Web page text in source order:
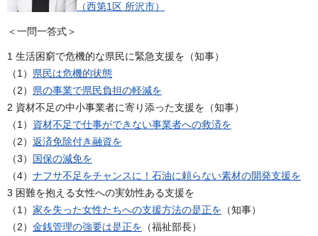
（西第1区 所沢市）
＜一問一答式＞
1 生活困窮で危機的な県民に緊急支援を（知事）
（1） 県民は危機的状態
（2） 県の事業で県民負担の軽減を
2 資材不足の中小事業者に寄り添った支援を（知事）
（1） 資材不足で仕事ができない事業者への救済を
（2） 返済免除付き融資を
（3）
国保の減免を
（4） ナフサ不足をチャンスに！石油に頼らない素材の開発支援を
3 困難を抱える女性への実効性ある支援を
（1） 家を失った女性たちへの支援方法の是正を （知事）
（2） 金銭管理の強要は是正を （福祉部長）